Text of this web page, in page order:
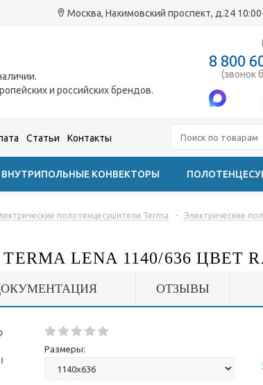
Москва, Нахимовский проспект, д.24
и российских брендов.
8 800
(звонок
Статьи Контакты
ВНУТРИПОЛЬНЫЕ КОНВЕКТОРЫ
полотенцесушители Terma - Электрические
LENA 1140/636 ЦВЕТ
ОТЗЫВЫ
Размеры: